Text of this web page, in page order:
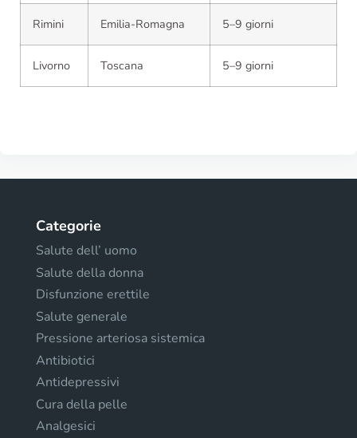
Rimini Emilia-Romagna 5–9 giorni
Livorno Toscana 5–9 giorni
Categorie
Salute dell’ uomo
Salute della donna
Disfunzione erettile
Salute generale
Pressione arteriosa sistemica
Antibiotici
Antidepressivi
Cura della pelle
Analgesici